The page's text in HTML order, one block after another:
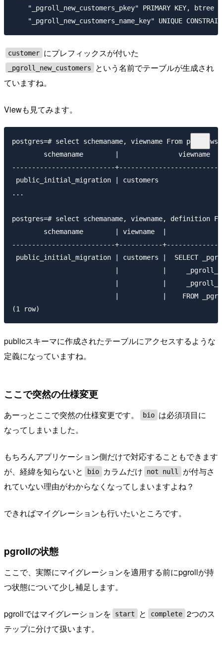
"_pgroll_new_customers_pkey" PRIMARY KEY, btree
customer にプレフィックスが付いた
_pgroll_new_customers
という名前でテーブルが生成され
ていますね。
Viewも見てみます。
postgres=# select schemaname, viewname From pg_views;
        schemaname        |               viewname
--------------------------
public_initial_migration | customers
...
postgres=# select schemaname, viewname, definition
schemaname        | viewname  |
--------------------------+-----------
public_initial_migration | customers |  SELECT
|           |
|           |
|           |    FROM
publicスキーマに作成されたテーブルにアクセスするような
定義になっていますね。
ここで突然の仕様変更
あーっとここで突然の仕様変更です。 bio は必須項目に
なってしまいました。
もちろんアプリケーション側だけで対応することもできます
が、経緯を知らないと
bio カラムだけ not null
が付与さ
れていない理由がわからなくなってしまいますよね？
できればマイグレーションも行いたいところです。
pgrollの状態
ここで、実際にマイグレーションを適用する前にpgrollが持
つ状態について少し補足します。
pgrollではマイグレーションを start と complete 2つのス
テップに分けて扱います。